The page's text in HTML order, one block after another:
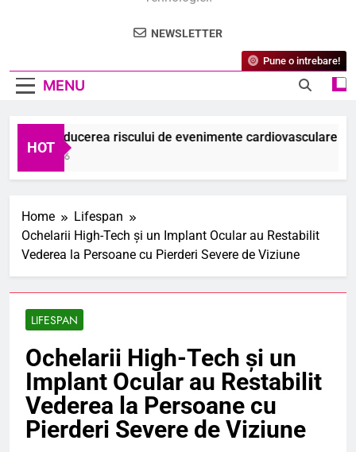
NEWSLETTER
MENU
Pune o intrebare!
HOT
Reducerea riscului de evenimente cardiovasculare
2026
Home
Lifespan
Ochelarii High-Tech și un Implant Ocular au Restabilit
Vederea la Persoane cu Pierderi Severe de Viziune
LIFESPAN
Ochelarii High-Tech și un
Implant Ocular au Restabilit
Vederea la Persoane cu
Pierderi Severe de Viziune